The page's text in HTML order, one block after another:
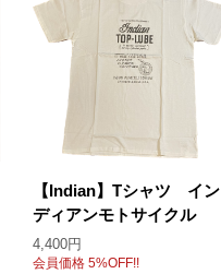
【Indian】Tシャツ イン
ディアンモトサイクル
4,400円
会員価格 5%OFF!!